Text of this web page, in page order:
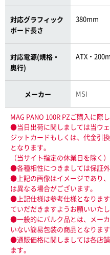
対応グラフィック
ボード長さ
380mm
対応電源(規格・
奥行)
ATX・
メーカー MSI
MAG PANO 100R PZご購入に際
●当日出荷に関しましては当ウ
ジットカードもしくは、代金引
となります。
（当サイト指定の休業日を除く）
●各種相性につきましては保証外
●上記の画像はイメージであり、
は異なる場合がございます。
●上記仕様は参考仕様となりま
ていだだきますようお願いいたし
●一般的にバルク品とは、メー
いない簡易包装の商品となります
●通販価格に関しましては各店
ます。